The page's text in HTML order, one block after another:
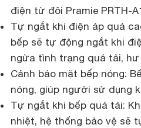
điện từ đôi Pramie PRTH-
Tự ngắt khi điện áp quá
bếp sẽ tự động ngắt khi
ngừa tình trạng quá tải,
Cảnh báo mặt bếp nóng:
nóng, giúp người sử dụng
Tự ngắt khi bếp quá tải:
nhiệt, hệ thống bảo vệ sẽ